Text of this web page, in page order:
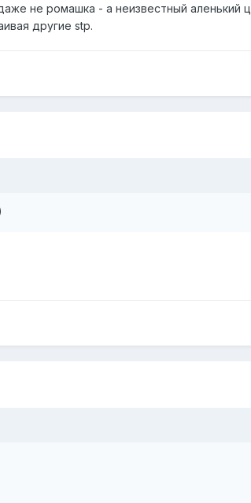
не ромашка - а неизвестный аленький
другие stp.